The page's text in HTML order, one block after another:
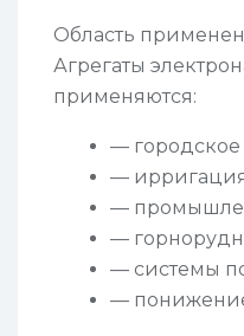
Область
Агрегаты
применяются:
— городское
—
—
—
— системы
—